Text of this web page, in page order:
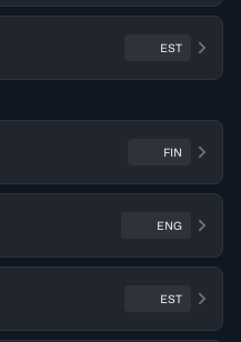
EST
FIN
ENG
EST